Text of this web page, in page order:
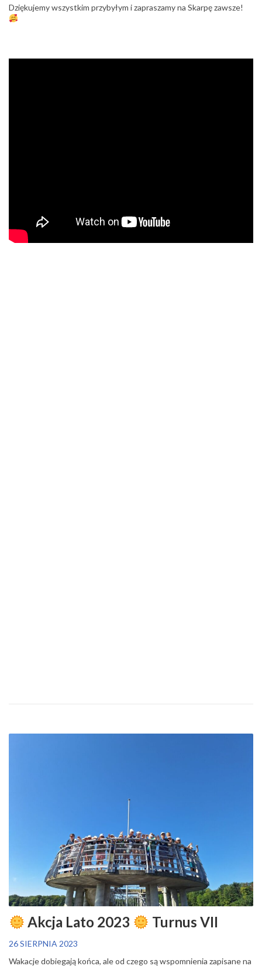
Dziękujemy wszystkim przybyłym i zapraszamy na Skarpę zawsze!
Akcja Lato 2023 Turnus VII
26 SIERPNIA 2023
Wakacje dobiegają końca, ale od czego są wspomnienia zapisane na